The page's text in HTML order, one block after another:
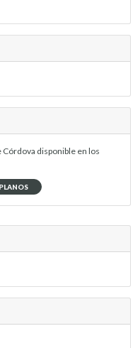
disponible en los
PLANOS